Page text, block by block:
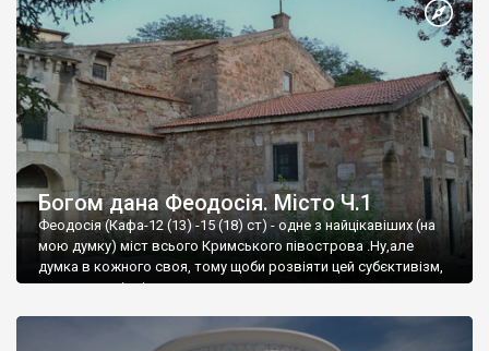
Богом дана Феодосія. Місто Ч.1
Феодосія (Кафа-12 (13) -15 (18) ст) - одне з найцікавіших (на
мою думку) міст всього Кримського півострова .Ну,але
думка в кожного своя, тому щоби розвіяти цей субєктивізм,
запрошую відвідати це